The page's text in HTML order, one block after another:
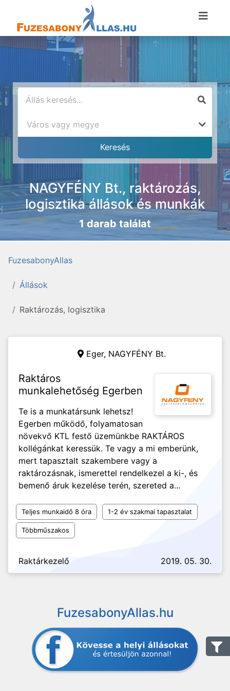
NAGYFÉNY Bt., raktározás,
logisztika állások és munkák
1 darab találat
FuzesabonyAllas
Állások
Raktározás, logisztika
Eger, NAGYFÉNY Bt.
Raktáros
munkalehetőség Egerben
Te is a munkatársunk lehetsz!
Egerben működő, folyamatosan
növekvő KTL festő üzemünkbe RAKTÁROS
kollégánkat keressük. Te vagy a mi emberünk,
mert tapasztalt szakembere vagy a
raktározásnak, ismerettel rendelkezel a ki-, és
bemenő áruk kezelése terén, szereted a...
Teljes munkaidő 8 óra 1-2 év szakmai tapasztalat
Többműszakos
Raktárkezelő 2019. 05. 30.
FuzesabonyAllas.hu